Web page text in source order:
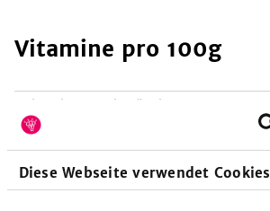
Diese Webseite verwendet Cookies
Vitamine pro 100g
Vitamin A-Retinoläquivalent
Vitamin A-Beta-Carotin
Vitamin E-Tocopheroläquivalent
Vitamin E-Alpha-Tocopherol